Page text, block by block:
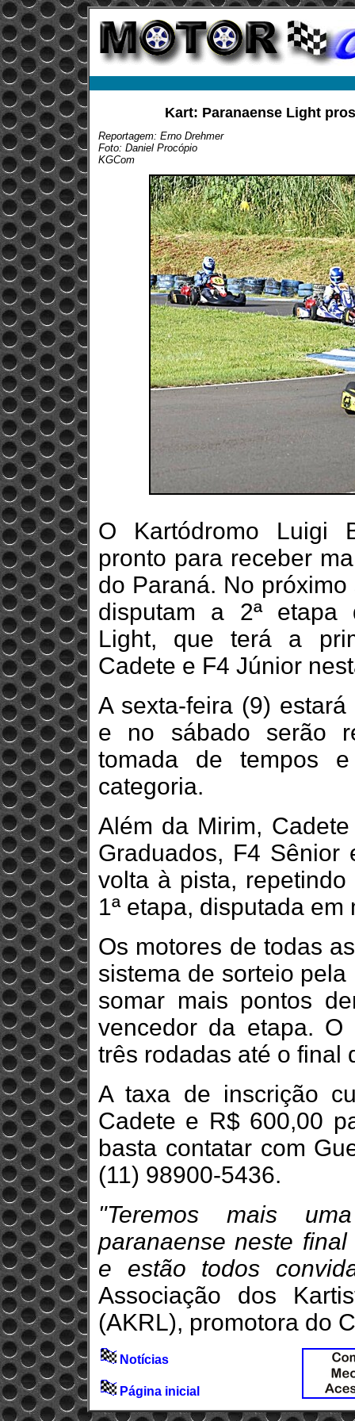
Kart: Paranaense Light
Reportagem: Erno Drehmer
Foto: Daniel Procópio
KGCom
O Kartódromo Luigi
pronto para receber
do Paraná. No
disputam a 2ª etapa
Light, que terá a
Cadete e F4 Júnior
A sexta-feira (9)
e no sábado serão
tomada de tempos
categoria.
Além da Mirim,
Graduados, F4 Sênior
volta à pista,
1ª etapa, disputada
Os motores de todas
sistema de sorteio
somar mais pontos
vencedor da etapa. O
três rodadas até o final
A taxa de inscrição
Cadete e R$ 600,00
basta contatar com
(11) 98900-5436.
"Teremos mais
paranaense neste
e estão todos
Associação dos
(AKRL), promotora do
Notícias
Página inicial